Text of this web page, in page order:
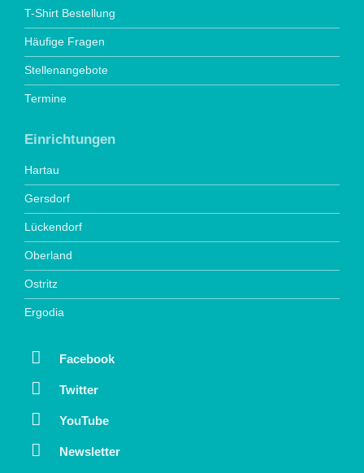
T-Shirt Bestellung
Häufige Fragen
Stellenangebote
Termine
Einrichtungen
Hartau
Gersdorf
Lückendorf
Oberland
Ostritz
Ergodia
Facebook
Twitter
YouTube
Newsletter